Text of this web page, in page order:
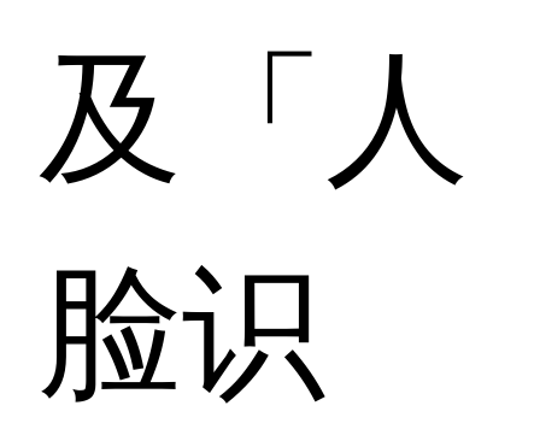
及「人
脸识